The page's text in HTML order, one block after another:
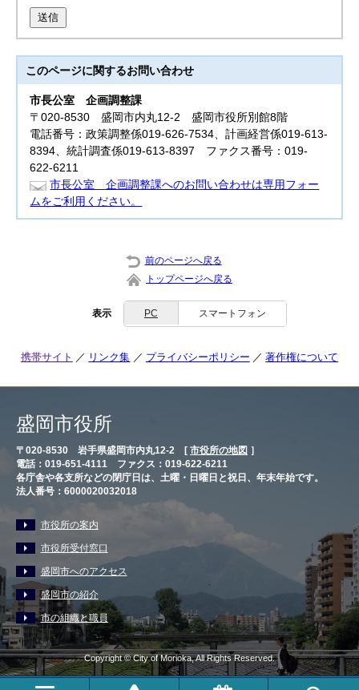
送信
このページに関するお問い合わせ
市長公室企画調整課
〒020-8530 盛岡市内丸12-2 盛岡市役所別館8階
電話番号：政策調整係019-626-7534、計画経営係019-613-
8394、統計調査係019-613-8397 ファクス番号：019-
622-6211
市長公室 企画調整課へのお問い合わせは専用フォー
ムをご利用ください。
前のページへ戻る
トップページへ戻る
表示 PC スマートフォン
携帯サイト リンク集 プライバシーポリシー 著作権について
盛岡市役所
〒020-8530 岩手県盛岡市内丸12-2 [ 市役所の地図 ］
電話：019-651-4111 ファクス：019-622-6211
各庁舎や各支所などの閉庁日は、土曜・日曜日と祝日、年末年始です。
法人番号：6000020032018
市役所の案内
市役所受付窓口
盛岡市へのアクセス
盛岡市の紹介
市の組織と職員
Copyright © City of Morioka, All Rights Reserved.